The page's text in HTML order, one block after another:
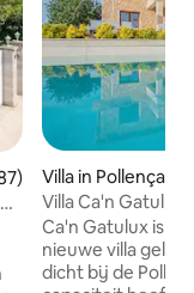
beoordeling van
Villa in Pollença
Villa Ca'n
voor 14 personen
Ca'n Gatulux is
nieuwe villa
dicht bij de